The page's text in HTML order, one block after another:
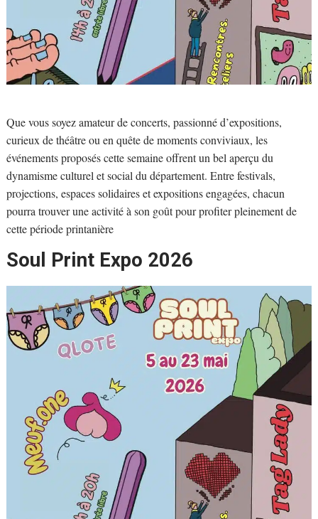
Que vous soyez amateur de concerts, passionné d’expositions,
curieux de théâtre ou en quête de moments conviviaux, les
événements proposés cette semaine offrent un bel aperçu du
dynamisme culturel et social du département. Entre festivals,
projections, espaces solidaires et expositions engagées, chacun
pourra trouver une activité à son goût pour profiter pleinement de
cette période printanière
Soul Print Expo 2026